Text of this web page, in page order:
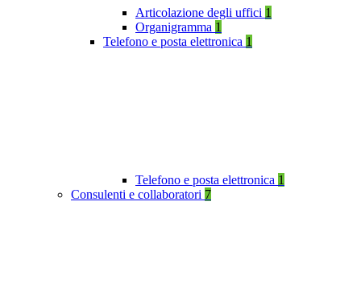
Articolazione degli uffici 1
Organigramma 1
Telefono e posta elettronica 1
Telefono e posta elettronica 1
Consulenti e collaboratori 7